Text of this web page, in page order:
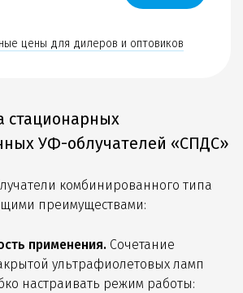
цены для дилеров и оптовиков
стационарных
УФ-облучателей «СПДС»
комбинированного типа
преимуществами:
применения. Сочетание
ультрафиолетовых ламп
настраивать режим работы: